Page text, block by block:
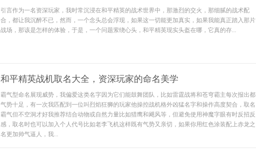
引言作为一名资深玩家，我时常沉浸在和平精英的战术世界中，那激烈的交火，那细腻的战术配
合，都让我沉醉不已，然而，一个念头总会浮现，如果这一切能更加真实，如果我能真正踏入那片
战场，那该是怎样的体验，于是，一个问题萦绕心头，和平精英现实头盔在哪，它真的存...
和平精英战机取名大全，资深玩家的命名美学
霸气型命名展现威势，我偏爱这类名字因为它们能鼓舞团队，比如雷霆战将和苍穹霸主每次报出都
气势十足，有一次我匹配到一位叫烈焰狂狮的玩家他操控战机格外凶猛名字和操作高度契合，取名
霸气但不空洞才好我推荐结合动物或自然力量比如猎鹰和飓风等，但避免使用神魔字眼有时反招反
感，取名时也可以加入个人代号比如老李飞机这样既有气势又亲切，如果你用红色涂装配上赤龙之
名更加帅气逼人，我...